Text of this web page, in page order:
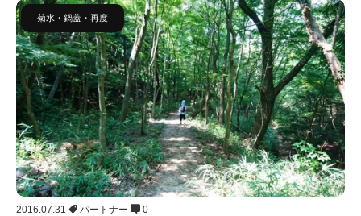
菊水・鍋蓋・再度
2016.07.31 パートナー 0